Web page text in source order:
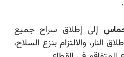
إلى إطلاق سراح جميع
النار، والالتزام بنزع السلاح،